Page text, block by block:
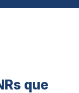
que